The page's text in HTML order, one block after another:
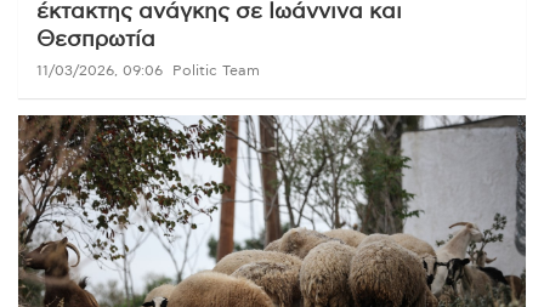
έκτακτης ανάγκης σε Ιωάννινα και
Θεσπρωτία
11/03/2026, 09:06 Politic Team